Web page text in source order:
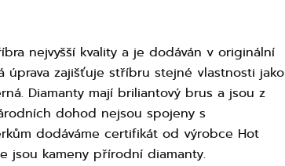
nejvyšší kvality a je dodáván v originální
úprava zajišťuje stříbru stejné vlastnosti jako
Diamanty mají briliantový brus a jsou z
dohod nejsou spojeny s
dodáváme certifikát od výrobce Hot
jsou kameny přírodní diamanty.